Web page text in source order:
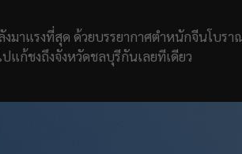
มาแรงที่สุด ด้วยบรรยากาศตำหนักจีนโบร
แก้ชงถึงจังหวัดชลบุรีกันเลยทีเดียว